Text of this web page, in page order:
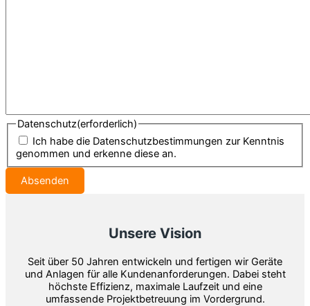
Datenschutz(erforderlich)
Ich habe die Datenschutzbestimmungen zur Kenntnis
genommen und erkenne diese an.
Unsere Vision
Seit über 50 Jahren entwickeln und fertigen wir Geräte
und Anlagen für alle Kundenanforderungen. Dabei steht
höchste Effizienz, maximale Laufzeit und eine
umfassende Projektbetreuung im Vordergrund.